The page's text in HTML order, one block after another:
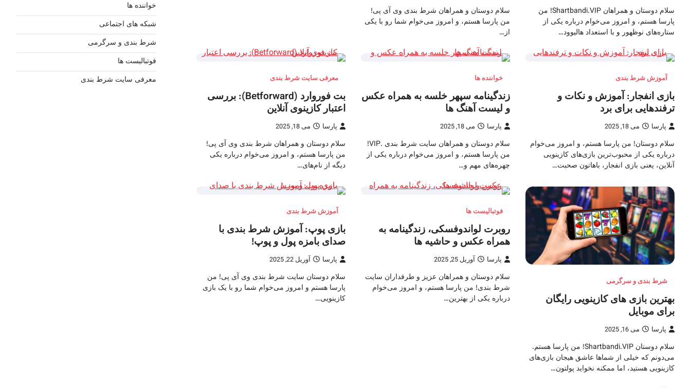
سلام دوستان و همراهان Shartbandi.VIP! من
پارسا هستم، و امروز می‌خوام درباره یکی از
ستاره‌های نوظهور و با استعداد هالیوود…
سلام دوستان و همراهان شرط بندی وی آی پی!
من پارسا هستم، و امروز می‌خوام شما رو با یکی
از…
آموزش شرط بندی
بازی انفجار: آموزش و نکات و
ترفندهایی برای برد
پارسا می 18, 2025
سلام دوستان! من پارسا هستم، و امروز می‌خوام
درباره یکی از محبوب‌ترین بازی‌های کازینویی
آنلاین، یعنی بازی انفجار، باهاتون صحبت…
خواننده ها
زندگینامه سپهر خلسه به همراه عکس
و لیست آهنگ ها
پارسا می 18, 2025
سلام دوستان و همراهان سایت شرط بندی .VIP!
من پارسا هستم، و امروز می‌خوام درباره یکی از
چهره‌های مهم و…
معرفی سایت شرط بندی
بت فوروارد (Betforward): بررسی
اعتبار کازینوی آنلاین
پارسا می 18, 2025
سلام دوستان و همراهان شرط بندی وی آی پی!
من پارسا هستم، و امروز می‌خوام درباره یکی
دیگه از نام‌های…
شرط بندی و سرگرمی
بهترین بازی های کازینویی رایگان
برای موبایل
پارسا می 16, 2025
سلام دوستان Shartbandi.VIP! من پارسا هستم.
می‌دونم که خیلی از شماها عاشق هیجان بازی‌های
کازینویی هستید، اما ممکنه نخواید پولتون…
فوتبالیست ها
روبرت لواندوفسکی، زندگینامه به
همراه عکس و حاشیه ها
پارسا آوریل 25, 2025
سلام دوستان و همراهان عزیز و طرفداران سایت
شرط بندی! من پارسا هستم، و امروز می‌خوام
درباره یکی از بهترین…
آموزش شرط بندی
بازی پوپ: آموزش شرط بندی با
صدای بامزه پول و پوپ!
پارسا آوریل 22, 2025
سلام دوستان سایت شرط بندی وی آی پی! من
پارسا هستم و امروز می‌خوام شما رو با یک بازی
کازینویی…
خواننده ها
شبکه های اجتماعی
شرط بندی و سرگرمی
فوتبالیست ها
معرفی سایت شرط بندی